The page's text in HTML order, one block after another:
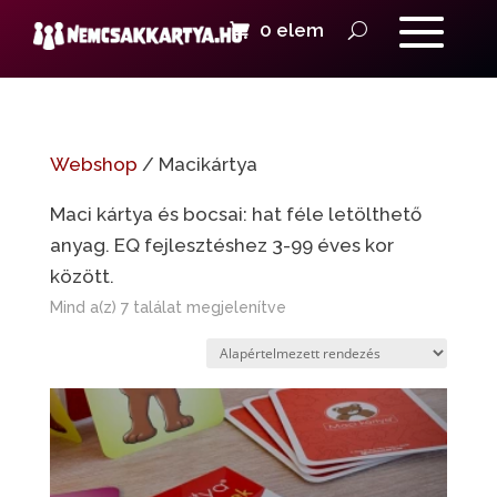
0 elem
Webshop / Macikártya
Maci kártya és bocsai: hat féle letölthető
anyag. EQ fejlesztéshez 3-99 éves kor
között.
Mind a(z) 7 találat megjelenítve